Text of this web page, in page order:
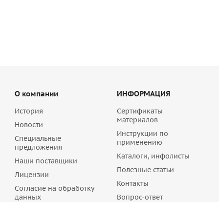
О компании
История
Новости
Специальные
предложения
Наши поставщики
Лицензии
Согласие на обработку
данных
ИНФОРМАЦИЯ
Сертификаты
материалов
Инструкции по
применению
Каталоги, инфолисты
Полезные статьи
Контакты
Вопрос-ответ